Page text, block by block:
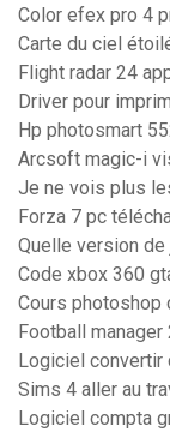
Color efex pro 4
Carte du ciel
Flight radar 24
Driver pour
Hp photosmart
Arcsoft magic-i
Je ne vois plus
Forza 7 pc
Quelle version
Code xbox 360
Cours photoshop
Football
Logiciel convertir
Sims 4 aller au
Logiciel compta